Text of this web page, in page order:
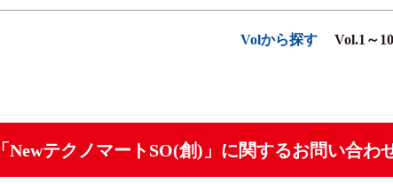
Volから探す Vol.1～10
「NewテクノマートSO(創)」に関するお問い合わ